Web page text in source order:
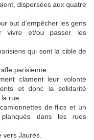
dispersées aux quatre
but d’empêcher les gens
vivre et/ou passer les
qui sont la cible de
parisienne.
clament leur volonté
et donc la solidarité
rue.
de flics et un
dans les rues
vers Jaurès.